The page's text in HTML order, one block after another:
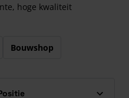
hoge kwaliteit
Bouwshop